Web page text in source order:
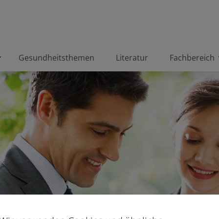
Gesundheitsthemen Literatur Fachbereich